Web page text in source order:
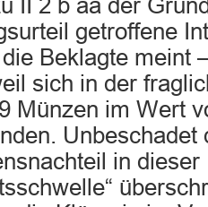
II 2 b aa der
getroffene
Beklagte meint
sich in der
Münzen im Wert
Unbeschadet
in dieser